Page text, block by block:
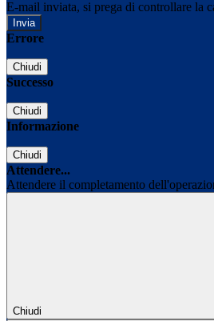
E-mail inviata, si prega di controllare la
Errore
Chiudi
Successo
Chiudi
Informazione
Chiudi
Attendere...
Attendere il completamento
Chiudi